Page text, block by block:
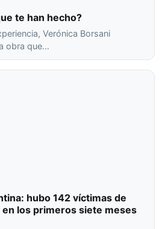
te han hecho?
Verónica Borsani
obra que…
hubo 142 víctimas de
los primeros siete meses